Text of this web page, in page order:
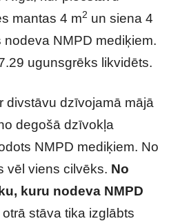
mantas 4 m2 un siena 4
NMPD mediķiem.
ugunsgrēks likvidēts.
divstāvu dzīvojamā mājā
degošā dzīvokļa
NMPD mediķiem. No
vēl viens cilvēks. No
kuru nodeva NMPD
stāva tika izglābts